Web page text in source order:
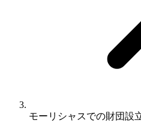
モーリシャスでの財団設